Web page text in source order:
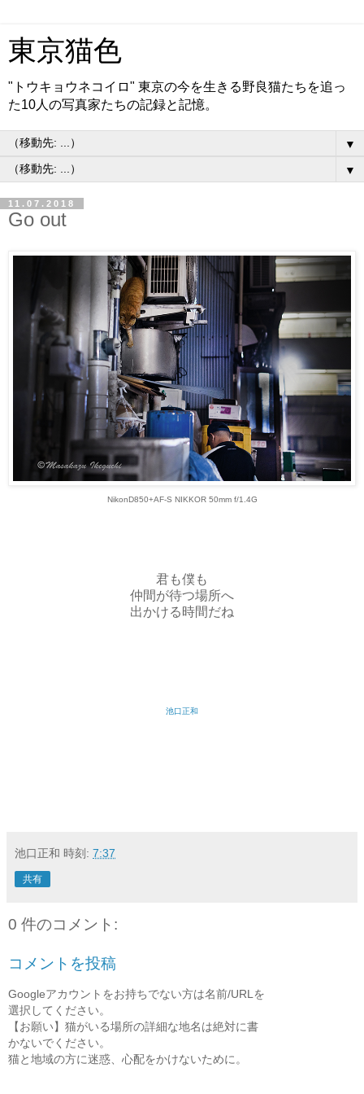
東京猫色
"トウキョウネコイロ" 東京の今を生きる野良猫たちを追っ
た10人の写真家たちの記録と記憶。
▼
▼
11.07.2018
Go out
NikonD850+AF-S NIKKOR 50mm f/1.4G
君も僕も
仲間が待つ場所へ
出かける時間だね
池口正和
池口正和 時刻: 7:37
共有
0 件のコメント:
コメントを投稿
Googleアカウントをお持ちでない方は名前/URLを
選択してください。
【お願い】猫がいる場所の詳細な地名は絶対に書
かないでください。
猫と地域の方に迷惑、心配をかけないために。